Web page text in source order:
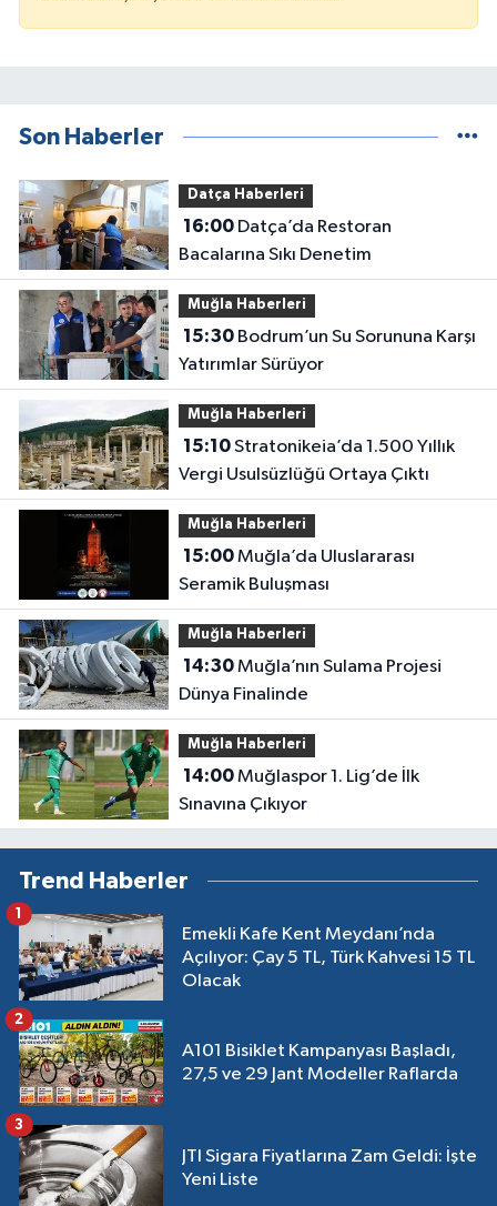
Son Haberler
Datça Haberleri
16:00Datça’da Restoran
Bacalarına Sıkı Denetim
Muğla Haberleri
15:30Bodrum’un Su Sorununa Karşı
Yatırımlar Sürüyor
Muğla Haberleri
15:10Stratonikeia’da 1.500 Yıllık
Vergi Usulsüzlüğü Ortaya Çıktı
Muğla Haberleri
15:00Muğla’da Uluslararası
Seramik Buluşması
Muğla Haberleri
14:30Muğla’nın Sulama Projesi
Dünya Finalinde
Muğla Haberleri
14:00Muğlaspor 1. Lig’de İlk
Sınavına Çıkıyor
Trend Haberler
Emekli Kafe Kent Meydanı’nda
Açılıyor: Çay 5 TL, Türk Kahvesi 15 TL
Olacak
1
A101 Bisiklet Kampanyası Başladı,
27,5 ve 29 Jant Modeller Raflarda
2
JTI Sigara Fiyatlarına Zam Geldi: İşte
Yeni Liste
3